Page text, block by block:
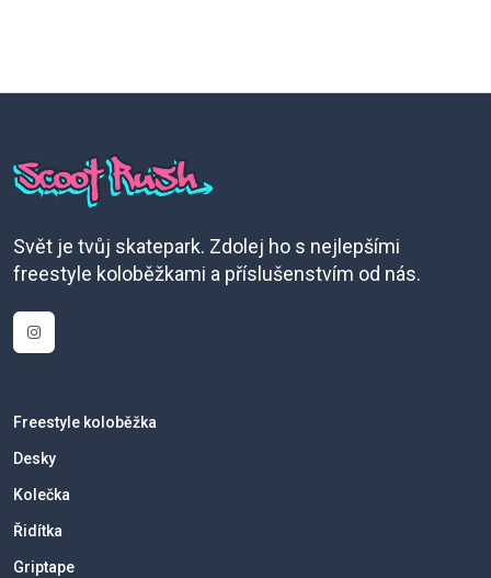
Svět je tvůj skatepark. Zdolej ho s nejlepšími
freestyle koloběžkami a příslušenstvím od nás.
Freestyle koloběžka
Desky
Kolečka
Řidítka
Griptape